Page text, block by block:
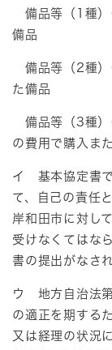
備品等（1種）
備品
備品等（2種）
た備品
備品等（3種）
の費用で購入ま
イ 基本協定書
て、自己の責任
岸和田市に対し
受けなくてはな
書の提出がなさ
ウ 地方自治法
の適正を期する
又は経理の状況